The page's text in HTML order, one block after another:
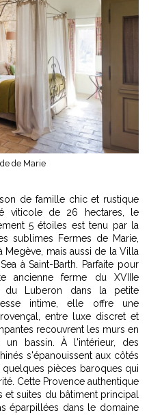
de Marie
de famille chic et rustique
viticole de 26 hectares, le
5 étoiles est tenu par la
sublimes Fermes de Marie,
Megève, mais aussi de la Villa
à Saint-Barth. Parfaite pour
ancienne ferme du XVIIIe
Luberon dans la petite
intime, elle offre une
entre luxe discret et
recouvrent les murs en
bassin. À l'intérieur, des
s'épanouissent aux côtés
pièces baroques qui
Cette Provence authentique
suites du bâtiment principal
éparpillées dans le domaine